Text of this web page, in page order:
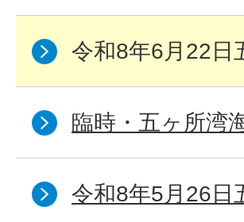
令和8年6月22日
臨時・五ヶ所湾
令和8年5月26日